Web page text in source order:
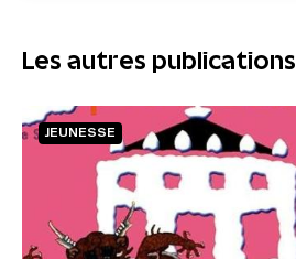
Les autres publications
JEUNESSE